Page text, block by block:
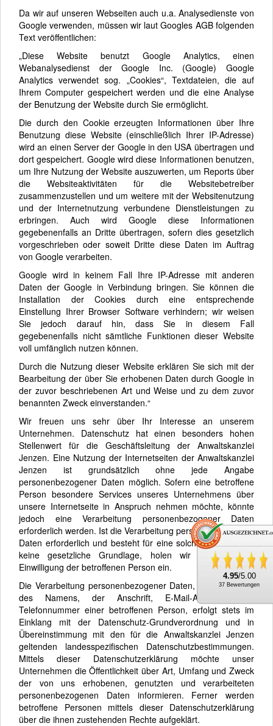
Da wir auf unseren Webseiten auch u.a. Analysedienste von
Google verwenden, müssen wir laut Googles AGB folgenden
Text veröffentlichen:
„Diese Website benutzt Google Analytics, einen
Webanalysedienst der Google Inc. (Google) Google
Analytics verwendet sog. „Cookies“, Textdateien, die auf
Ihrem Computer gespeichert werden und die eine Analyse
der Benutzung der Website durch Sie ermöglicht.
Die durch den Cookie erzeugten Informationen über Ihre
Benutzung diese Website (einschließlich Ihrer IP-Adresse)
wird an einen Server der Google in den USA übertragen und
dort gespeichert. Google wird diese Informationen benutzen,
um Ihre Nutzung der Website auszuwerten, um Reports über
die Websiteaktivitäten für die Websitebetreiber
zusammenzustellen und um weitere mit der Websitenutzung
und der Internetnutzung verbundene Dienstleistungen zu
erbringen. Auch wird Google diese Informationen
gegebenenfalls an Dritte übertragen, sofern dies gesetzlich
vorgeschrieben oder soweit Dritte diese Daten im Auftrag
von Google verarbeiten.
Google wird in keinem Fall Ihre IP-Adresse mit anderen
Daten der Google in Verbindung bringen. Sie können die
Installation der Cookies durch eine entsprechende
Einstellung Ihrer Browser Software verhindern; wir weisen
Sie jedoch darauf hin, dass Sie in diesem Fall
gegebenenfalls nicht sämtliche Funktionen dieser Website
voll umfänglich nutzen können.
Durch die Nutzung dieser Website erklären Sie sich mit der
Bearbeitung der über Sie erhobenen Daten durch Google in
der zuvor beschriebenen Art und Weise und zu dem zuvor
benannten Zweck einverstanden.“
Wir freuen uns sehr über Ihr Interesse an unserem
Unternehmen. Datenschutz hat einen besonders hohen
Stellenwert für die Geschäftsleitung der Anwaltskanzlei
Jenzen. Eine Nutzung der Internetseiten der Anwaltskanzlei
Jenzen ist grundsätzlich ohne jede Angabe
personenbezogener Daten möglich. Sofern eine betroffene
Person besondere Services unseres Unternehmens über
unsere Internetseite in Anspruch nehmen möchte, könnte
jedoch eine Verarbeitung personenbezogener Daten
erforderlich werden. Ist die Verarbeitung personenbezogener
Daten erforderlich und besteht für eine solche Verarbeitung
keine gesetzliche Grundlage, holen wir generell eine
Einwilligung der betroffenen Person ein.
Die Verarbeitung personenbezogener Daten, beispielsweise
des Namens, der Anschrift, E-Mail-Adresse oder
Telefonnummer einer betroffenen Person, erfolgt stets im
Einklang mit der Datenschutz-Grundverordnung und in
Übereinstimmung mit den für die Anwaltskanzlei Jenzen
geltenden landesspezifischen Datenschutzbestimmungen.
Mittels dieser Datenschutzerklärung möchte unser
Unternehmen die Öffentlichkeit über Art, Umfang und Zweck
der von uns erhobenen, genutzten und verarbeiteten
personenbezogenen Daten informieren. Ferner werden
betroffene Personen mittels dieser Datenschutzerklärung
über die ihnen zustehenden Rechte aufgeklärt.
4.95/5.00
37 Bewertungen